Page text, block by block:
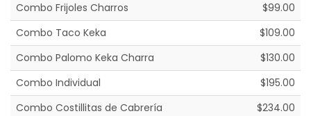
Combo Frijoles Charros
$99.00
Combo Taco Keka
$109.00
Combo Palomo Keka Charra
$130.00
Combo Individual
$195.00
Combo Costillitas de Cabrería
$234.00